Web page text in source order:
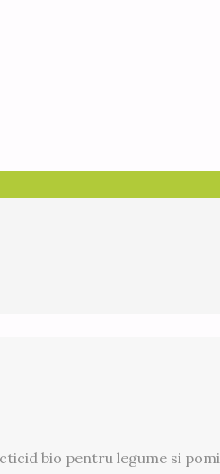
bio pentru legume si pomi